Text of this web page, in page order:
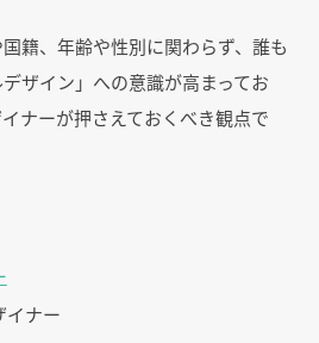
籍、年齢や性別に関わらず、誰も
ザイン」への意識が高まってお
ナーが押さえておくべき観点で
イナー